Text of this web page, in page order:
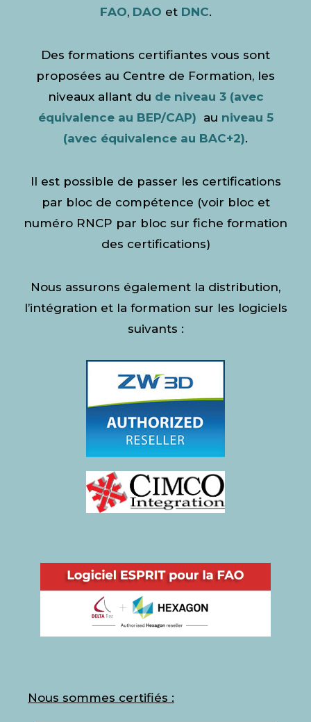
FAO, DAO et DNC.
Des formations certifiantes vous sont
proposées au Centre de Formation, les
niveaux allant du de niveau 3 (avec
équivalence au BEP/CAP) au niveau 5
(avec équivalence au BAC+2).
Il est possible de passer les certifications
par bloc de compétence (voir bloc et
numéro RNCP par bloc sur fiche formation
des certifications)
Nous assurons également la distribution,
l’intégration et la formation sur les logiciels
suivants :
Nous sommes certifiés :